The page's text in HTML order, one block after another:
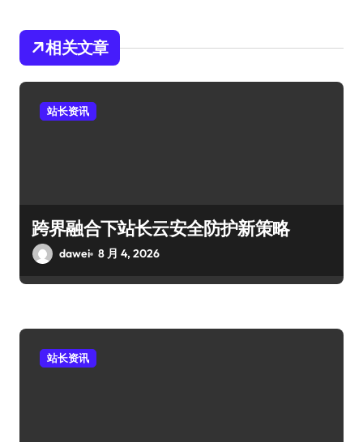
相关文章
站长资讯
跨界融合下站长云安全防护新策略
dawei 8 月 4, 2026
站长资讯